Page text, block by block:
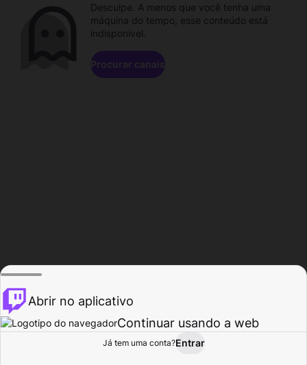
Procurar Atividade
Desculpe. A menos que você tenha uma
máquina do tempo, esse conteúdo está
indisponível.
Procurar canais
Abrir no aplicativo
Continuar usando a web
Já tem uma conta?Entrar